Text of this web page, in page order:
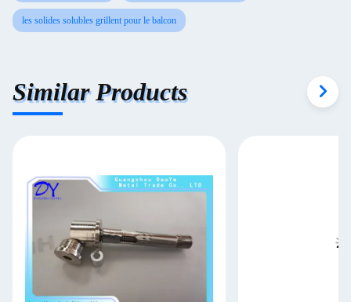
les solides solubles grillent pour le balcon
Similar Products